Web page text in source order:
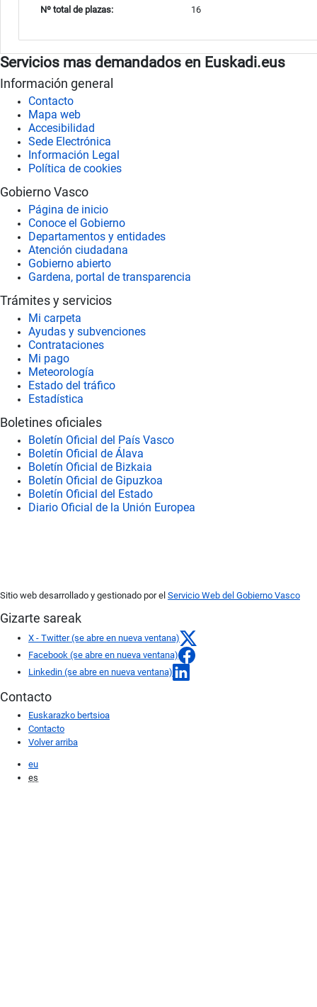
Nº total de plazas: 16
Servicios mas demandados en Euskadi.eus
Información general
Contacto
Mapa web
Accesibilidad
Sede Electrónica
Información Legal
Política de cookies
Gobierno Vasco
Página de inicio
Conoce el Gobierno
Departamentos y entidades
Atención ciudadana
Gobierno abierto
Gardena, portal de transparencia
Trámites y servicios
Mi carpeta
Ayudas y subvenciones
Contrataciones
Mi pago
Meteorología
Estado del tráfico
Estadística
Boletines oficiales
Boletín Oficial del País Vasco
Boletín Oficial de Álava
Boletín Oficial de Bizkaia
Boletín Oficial de Gipuzkoa
Boletín Oficial del Estado
Diario Oficial de la Unión Europea
Sitio web desarrollado y gestionado por el Servicio Web del Gobierno Vasco
Gizarte sareak
X - Twitter (se abre en nueva ventana)
Facebook (se abre en nueva ventana)
Linkedin (se abre en nueva ventana)
Contacto
Euskarazko bertsioa
Contacto
Volver arriba
eu
es